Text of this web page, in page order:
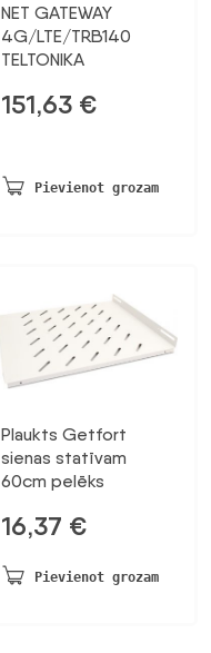
NET GATEWAY
4G/LTE/TRB140
TELTONIKA
151,63 €
Pievienot grozam
Plaukts Getfort
sienas statīvam
60cm pelēks
16,37 €
Pievienot grozam